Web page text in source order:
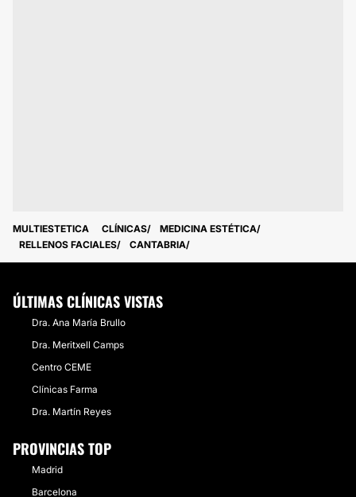
MULTIESTETICA CLÍNICAS
MEDICINA ESTÉTICA
RELLENOS FACIALES
CANTABRIA
ÚLTIMAS CLÍNICAS VISTAS
Dra. Ana María Brullo
Dra. Meritxell Camps
Centro CEME
Clínicas Farma
Dra. Martín Reyes
PROVINCIAS TOP
Madrid
Barcelona